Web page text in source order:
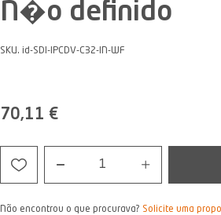
N�o definido
SKU. id-SDI-IPCDV-C32-IN-WF
70,11 €
1
Não encontrou o que procurava? Solicite uma